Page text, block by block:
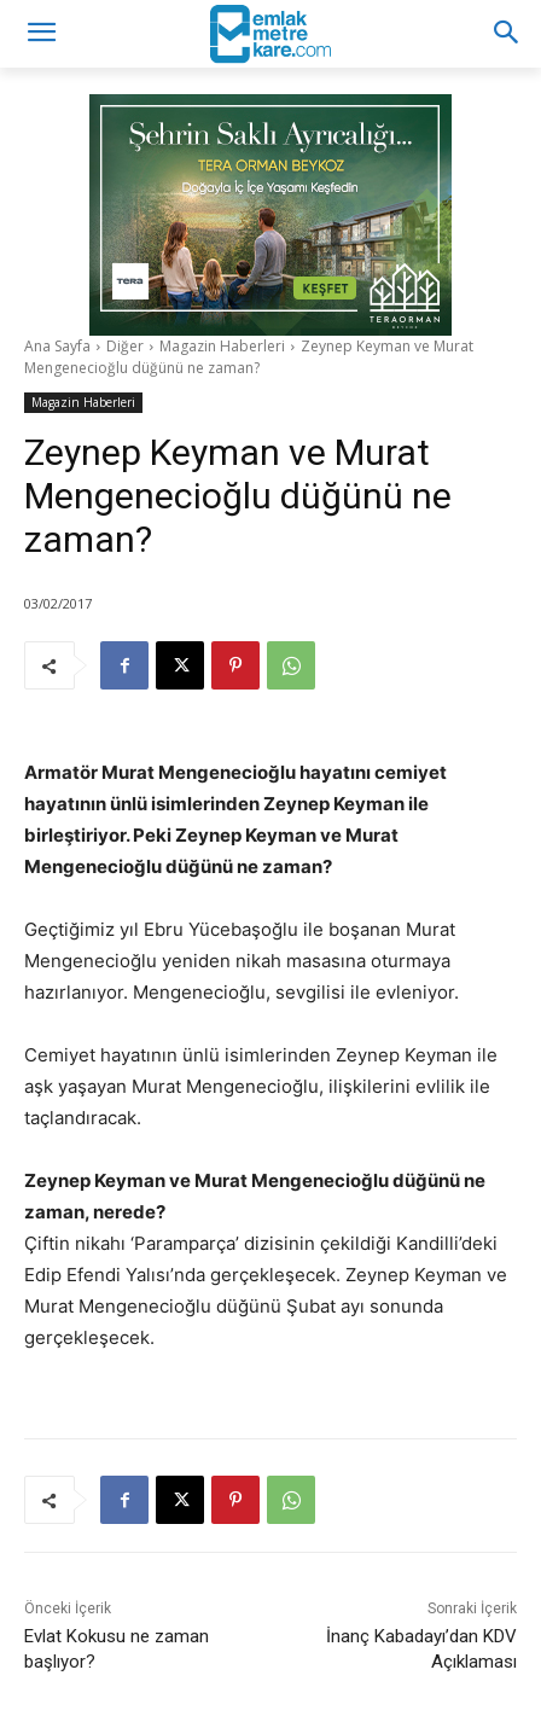
Ana Sayfa Diğer Magazin Haberleri
Zeynep Keyman ve Murat
Mengenecioğlu düğünü ne zaman?
Magazin Haberleri
Zeynep Keyman ve Murat
Mengenecioğlu düğünü ne
zaman?
03/02/2017
Armatör Murat Mengenecioğlu hayatını cemiyet
hayatının ünlü isimlerinden Zeynep Keyman ile
birleştiriyor. Peki Zeynep Keyman ve Murat
Mengenecioğlu düğünü ne zaman?
Geçtiğimiz yıl Ebru Yücebaşoğlu ile boşanan Murat
Mengenecioğlu yeniden nikah masasına oturmaya
hazırlanıyor. Mengenecioğlu, sevgilisi ile evleniyor.
Cemiyet hayatının ünlü isimlerinden Zeynep Keyman ile
aşk yaşayan Murat Mengenecioğlu, ilişkilerini evlilik ile
taçlandıracak.
Zeynep Keyman ve Murat Mengenecioğlu düğünü ne
zaman, nerede?
Çiftin nikahı ‘Paramparça’ dizisinin çekildiği Kandilli’deki
Edip Efendi Yalısı’nda gerçekleşecek. Zeynep Keyman ve
Murat Mengenecioğlu düğünü Şubat ayı sonunda
gerçekleşecek.
Önceki İçerik
Evlat Kokusu ne zaman
başlıyor?
Sonraki İçerik
İnanç Kabadayı’dan KDV
Açıklaması